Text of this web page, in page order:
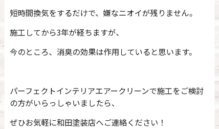
短時間換気をするだけで、嫌なニオイが残りません。
施工してから3年が経ちますが、
今のところ、消臭の効果は作用していると思います。
パーフェクトインテリアエアークリーンで施工をご検討
の方がいらっしゃいましたら、
ぜひお気軽に和田塗装店へご連絡ください！